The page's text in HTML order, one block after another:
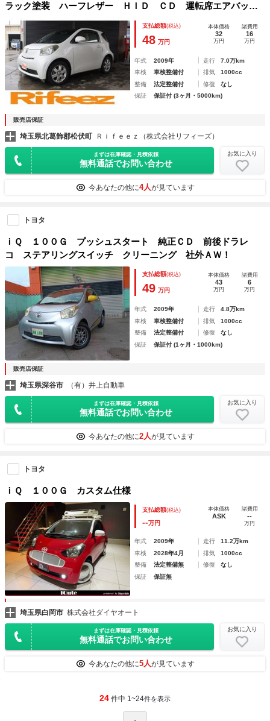
ラック塗装 ハーフレザー ＨＩＤ ＣＤ 運転席エアバッ
グ 助手席エアバック パワーステアリング パワーウィンド
ウ 衝突安全ボディー
支払総額(税込)
48 万円
本体価格
32
万円
諸費用
16
万円
年式 2009年 走行
7.0万km
車検
車検整備付 排気
1000cc
整備
法定整備付 修復
なし
保証
保証付 (3ヶ月・5000km)
販売店保証
埼玉県北葛飾郡松伏町 Ｒｉｆｅｅｚ（株式会社リフィーズ）
まずは在庫確認・見積依頼
無料通話でお問い合わせ
お気に入り
今あなたの他に4人が見ています
トヨタ
ｉＱ １００Ｇ プッシュスタート 純正ＣＤ 前後ドラレ
コ ステアリングスイッチ クリーニング 社外ＡＷ！
支払総額(税込)
49 万円
本体価格
43
万円
諸費用
6
万円
年式 2009年 走行
4.8万km
車検
車検整備付 排気
1000cc
整備
法定整備付 修復
なし
保証
保証付 (1ヶ月・1000km)
販売店保証
埼玉県深谷市 （有）井上自動車
まずは在庫確認・見積依頼
無料通話でお問い合わせ
お気に入り
今あなたの他に2人が見ています
トヨタ
ｉＱ １００Ｇ カスタム仕様
支払総額(税込)
--万円
本体価格
ASK
諸費用
--
万円
年式 2009年 走行
11.2万km
車検
2028年4月 排気
1000cc
整備
法定整備無 修復
なし
保証
保証無
埼玉県白岡市 株式会社ダイヤオート
まずは在庫確認・見積依頼
無料通話でお問い合わせ
お気に入り
今あなたの他に5人が見ています
24 件中 1~24件を表示